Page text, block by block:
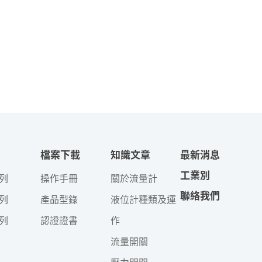
檔案下載
操作手冊
產品型錄
認證證書
知識文章
關於流量計
液位計種類及運
作
流量開關
最新消息
工業別
聯絡我們